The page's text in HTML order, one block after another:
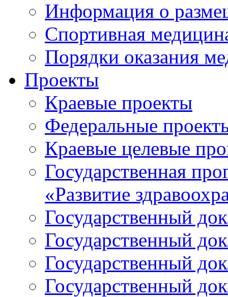
Информация о
Спортивная
Порядки оказания
Проекты
Краевые проекты
Федеральные
Краевые целевые
Государственная
«Развитие
Государственный
Государственный
Государственный
Государственный